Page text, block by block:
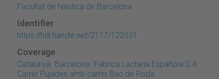
Facultat de Nàutica de Barcelona
Identifier
https://hdl.handle.net/2117/122531
Coverage
Catalunya. Barcelona. Fabrica Lactaria Española S.A.
Carrer Pujades amb carrer Bac de Roda